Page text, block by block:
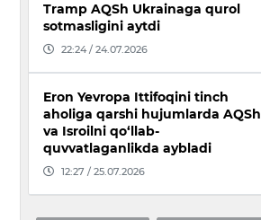
Tramp AQSh Ukrainaga qurol
sotmasligini aytdi
22:24 / 24.07.2026
Eron Yevropa Ittifoqini tinch
aholiga qarshi hujumlarda AQSh
va Isroilni qo‘llab-
quvvatlaganlikda aybladi
12:27 / 25.07.2026